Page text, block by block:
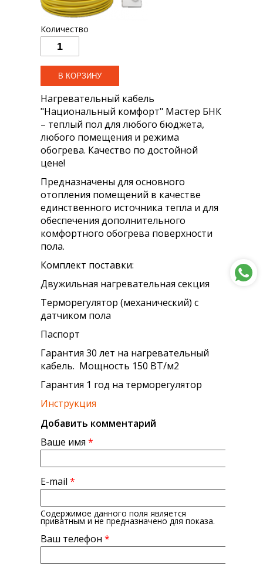
Количество
Нагревательный кабель
"Национальный комфорт" Мастер БНК
– теплый пол для любого бюджета,
любого помещения и режима
обогрева. Качество по достойной
цене!
Предназначены для основного
отопления помещений в качестве
единственного источника тепла и для
обеспечения дополнительного
комфортного обогрева поверхности
пола.
Комплект поставки:
Двужильная нагревательная секция
Терморегулятор (механический) с
датчиком пола
Паспорт
Гарантия 30 лет на нагревательный
кабель. Мощность 150 ВТ/м2
Гарантия 1 год на терморегулятор
Инструкция
Добавить комментарий
Ваше имя *
E-mail *
Содержимое данного поля является
приватным и не предназначено для показа.
Ваш телефон *